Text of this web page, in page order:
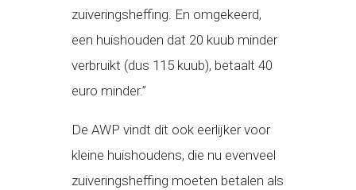
zuiveringsheffing. En omgekeerd,
een huishouden dat 20 kuub minder
verbruikt (dus 115 kuub), betaalt 40
euro minder.”
De AWP vindt dit ook eerlijker voor
kleine huishoudens, die nu evenveel
zuiveringsheffing moeten betalen als